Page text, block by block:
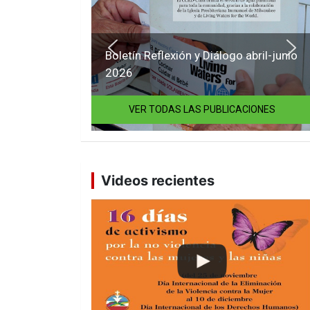
Boletín Reflexión y Diálogo abril-junio
VER TODAS LAS PUBLICACIONES
Videos recientes